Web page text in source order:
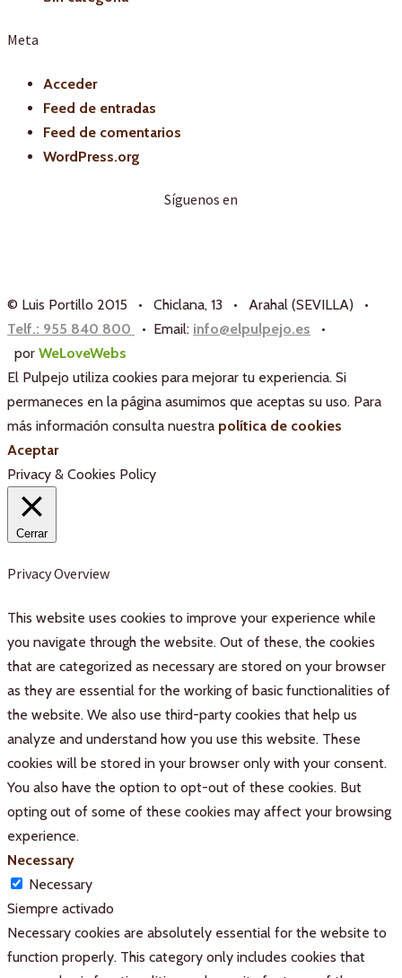
Meta
Acceder
Feed de entradas
Feed de comentarios
WordPress.org
Síguenos en
© Luis Portillo 2015 • Chiclana, 13 • Arahal (SEVILLA) •
Telf.: 955 840 800
• Email: info@elpulpejo.es
•
por WeLoveWebs
El Pulpejo utiliza cookies para mejorar tu experiencia. Si
permaneces en la página asumimos que aceptas su uso. Para
más información consulta nuestra política de cookies
Aceptar
Privacy & Cookies Policy
Cerrar
Privacy Overview
This website uses cookies to improve your experience while
you navigate through the website. Out of these, the cookies
that are categorized as necessary are stored on your browser
as they are essential for the working of basic functionalities of
the website. We also use third-party cookies that help us
analyze and understand how you use this website. These
cookies will be stored in your browser only with your consent.
You also have the option to opt-out of these cookies. But
opting out of some of these cookies may affect your browsing
experience.
Necessary
Necessary
Siempre activado
Necessary cookies are absolutely essential for the website to
function properly. This category only includes cookies that